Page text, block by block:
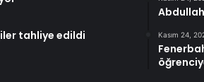
tahliye edildi Kasım 24,